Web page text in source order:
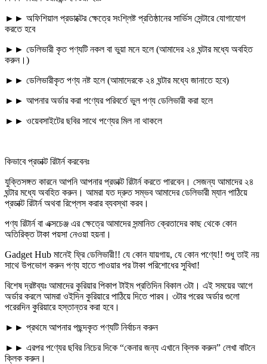
►► অফিশিয়াল প্রডাক্টের ক্ষেত্রে সংশ্লিষ্ট প্রতিষ্ঠানের সার্ভিস সেন্টারে যোগাযোগ
করতে হবে
►► ডেলিভারী কৃত পণ্যটি নকল বা ভুয়া মনে হলে (আমাদের ২৪ ঘন্টার মধ্যে অবহিত
করুন।)
►► ডেলিভারীকৃত পণ্য নষ্ট হলে (আমাদেরকে ২৪ ঘন্টার মধ্যে জানাতে হবে)
►► আপনার অর্ডার করা পণ্যের পরিবর্তে ভুল পণ্য ডেলিভারী করা হলে
►► ওয়েবসাইটের ছবির সাথে পণ্যের মিল না থাকলে
কিভাবে প্রডাক্ট রিটার্ন করবেনঃ
যুক্তিসঙ্গত কারনে আপনি আপনার প্রডাক্ট রিটার্ন করতে পারবেন। সেজন্য আমাদের ২৪
ঘন্টার মধ্যে অবহিত করুন। আমরা যত দ্রুত সম্ভব আমাদের ডেলিভারী ম্যান পাঠিয়ে
প্রডাক্ট রিটার্ন অথবা রিপ্লেস করার ব্যবস্থা করব।
পণ্য রিটার্ন বা এক্সচেঞ্জ এর ক্ষেত্রে আমাদের সন্মানিত ক্রেতাদের কাছ থেকে কোন
অতিরিক্ত টাকা পয়সা নেওয়া হয়না।
Gadget Hub মানেই ফ্রি ডেলিভারী!! যে কোন যায়গায়, যে কোন পণ্যে!! শুধু তাই নয়
সাথে উপভোগ করুন পণ্য হাতে পাওয়ার পর টাকা পরিশোধের সুবিধা!
বিশেষ দ্রষ্টব্যঃ আমাদের কুরিয়ার পিকাপ টাইম প্রতিদিন বিকাল ৩টা। এই সময়ের আগে
অর্ডার করলে আমরা ওইদিন কুরিয়ারে পাঠিয়ে দিতে পারব। ৩টার পরের অর্ডার গুলো
পরেরদিন কুরিয়ারে হস্তান্তর করা হবে।
►► প্রথমে আপনার পছন্দকৃত পণ্যটি নির্বাচন করুন
►► এরপর পণ্যের ছবির নিচের দিকে “কেনার জন্য এখানে ক্লিক করুন” লেখা বাটনে
ক্লিক করুন।